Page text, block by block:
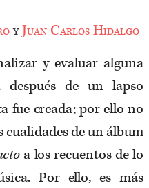
yJuan Carlos Hidalgo
y evaluar alguna
después de un lapso
fue creada; por ello no
cualidades de un álbum
a los recuentos de lo
Por ello, es más